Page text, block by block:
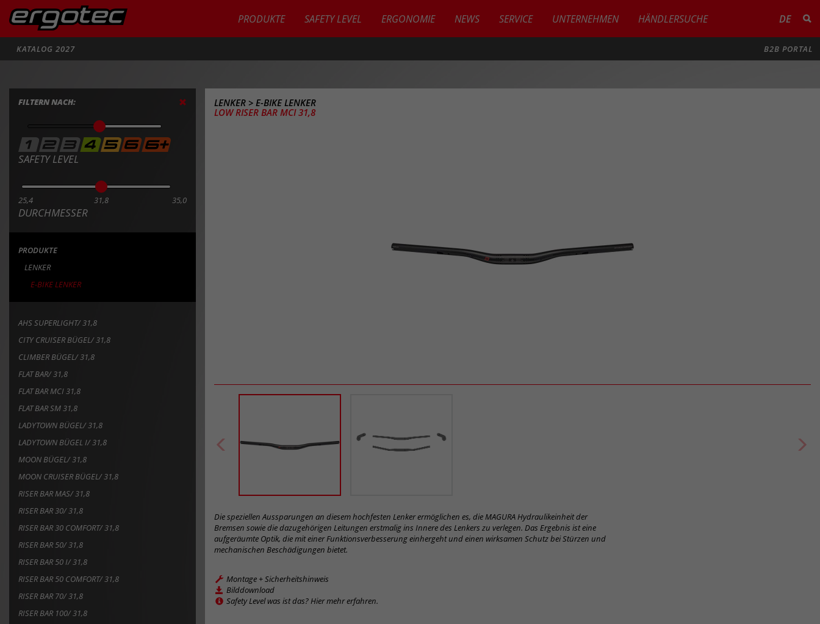
PRODUKTE SAFETY LEVEL ERGONOMIE NEWS SERVICE UNTERNEHMEN HÄNDLERSUCHE DE
KATALOG 2027 B2B PORTAL
FILTERN NACH:
SAFETY LEVEL
25,4 31,8 35,0
DURCHMESSER
PRODUKTE
LENKER
E-BIKE LENKER
AHS SUPERLIGHT/ 31,8
CITY CRUISER BÜGEL/ 31,8
CLIMBER BÜGEL/ 31,8
FLAT BAR/ 31,8
FLAT BAR MCI 31,8
FLAT BAR SM 31,8
LADYTOWN BÜGEL/ 31,8
LADYTOWN BÜGEL I/ 31,8
MOON BÜGEL/ 31,8
MOON CRUISER BÜGEL/ 31,8
RISER BAR MAS/ 31,8
RISER BAR 30/ 31,8
RISER BAR 30 COMFORT/ 31,8
RISER BAR 50/ 31,8
RISER BAR 50 I/ 31,8
RISER BAR 50 COMFORT/ 31,8
RISER BAR 70/ 31,8
RISER BAR 100/ 31,8
LENKER > E-BIKE LENKER
LOW RISER BAR MCI 31,8
Die speziellen Aussparungen an diesem hochfesten Lenker ermöglichen es, die MAGURA Hydraulikeinheit der
Bremsen sowie die dazugehörigen Leitungen erstmalig ins Innere des Lenkers zu verlegen. Das Ergebnis ist eine
aufgeräumte Optik, die mit einer Funktionsverbesserung einhergeht und einen wirksamen Schutz bei Stürzen und
mechanischen Beschädigungen bietet.
Montage + Sicherheitshinweis
Bilddownload
Safety Level was ist das? Hier mehr erfahren.